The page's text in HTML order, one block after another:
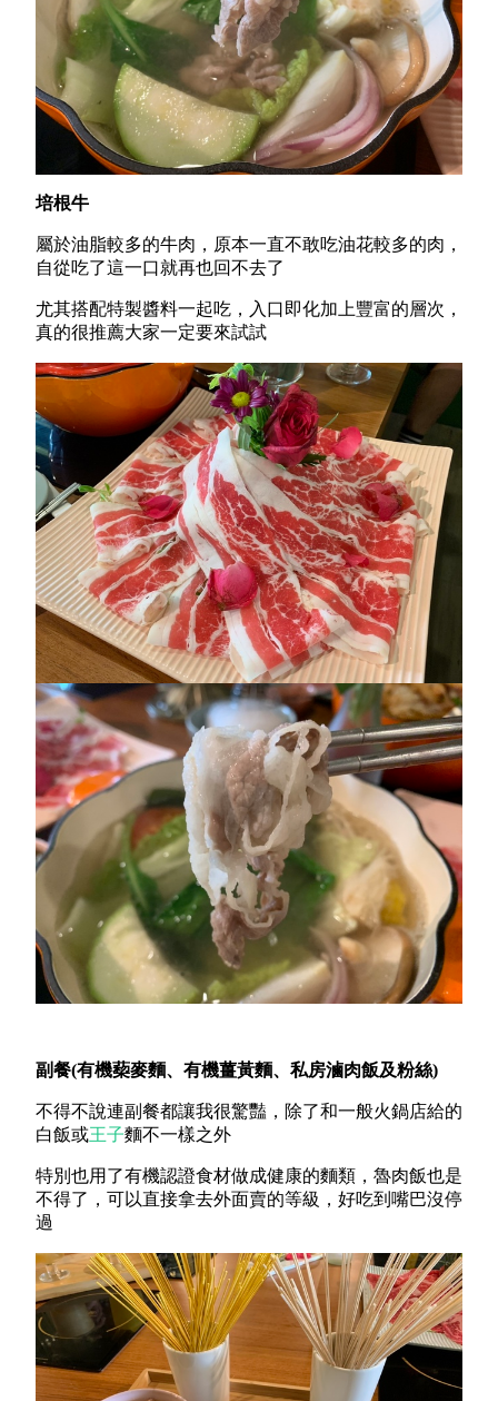
培根牛
屬於油脂較多的牛肉，原本一直不敢吃油花較多的肉，
自從吃了這一口就再也回不去了
尤其搭配特製醬料一起吃，入口即化加上豐富的層次，
真的很推薦大家一定要來試試
副餐(有機蔾麥麵、有機薑黃麵、私房滷肉飯及粉絲)
不得不說連副餐都讓我很驚豔，除了和一般火鍋店給的
白飯或王子麵不一樣之外
特別也用了有機認證食材做成健康的麵類，魯肉飯也是
不得了，可以直接拿去外面賣的等級，好吃到嘴巴沒停
過